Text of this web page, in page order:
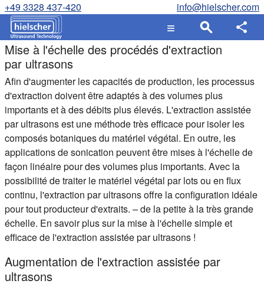
+49 3328 437-420 info@hielscher.com
Mise à l'échelle des procédés d'extraction
par ultrasons
Afin d'augmenter les capacités de production, les processus
d'extraction doivent être adaptés à des volumes plus
importants et à des débits plus élevés. L'extraction assistée
par ultrasons est une méthode très efficace pour isoler les
composés botaniques du matériel végétal. En outre, les
applications de sonication peuvent être mises à l'échelle de
façon linéaire pour des volumes plus importants. Avec la
possibilité de traiter le matériel végétal par lots ou en flux
continu, l'extraction par ultrasons offre la configuration idéale
pour tout producteur d'extraits. – de la petite à la très grande
échelle. En savoir plus sur la mise à l'échelle simple et
efficace de l'extraction assistée par ultrasons !
Augmentation de l'extraction assistée par
ultrasons